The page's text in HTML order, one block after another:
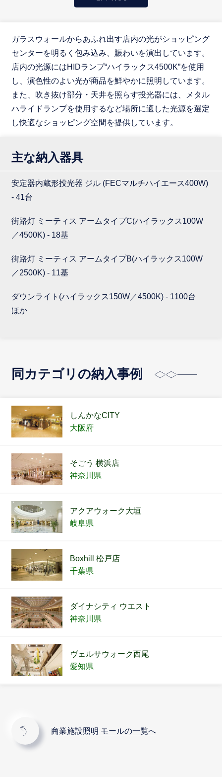
ガラスウォールからあふれ出す店内の光がショッピング
センターを明るく包み込み、賑わいを演出しています。
店内の光源にはHIDランプ“ハイラックス4500K”を使用
し、演色性のよい光が商品を鮮やかに照明しています。
また、吹き抜け部分・天井を照らす投光器には、メタル
ハライドランプを使用するなど場所に適した光源を選定
し快適なショッピング空間を提供しています。
主な納入器具
安定器内蔵形投光器 ジル (FECマルチハイエース400W)
- 41台
街路灯 ミーティス アームタイプC(ハイラックス100W
／4500K) - 18基
街路灯 ミーティス アームタイプB(ハイラックス100W
／2500K) - 11基
ダウンライト(ハイラックス150W／4500K) - 1100台
ほか
同カテゴリの納入事例
しんかなCITY
大阪府
そごう 横浜店
神奈川県
アクアウォーク大垣
岐阜県
Boxhill 松戸店
千葉県
ダイナシティ ウエスト
神奈川県
ヴェルサウォーク西尾
愛知県
商業施設照明 モールの一覧へ